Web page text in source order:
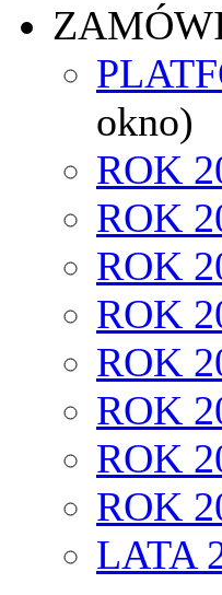
okno)
ROK
ROK
ROK
ROK
ROK
ROK
ROK
ROK
LATA